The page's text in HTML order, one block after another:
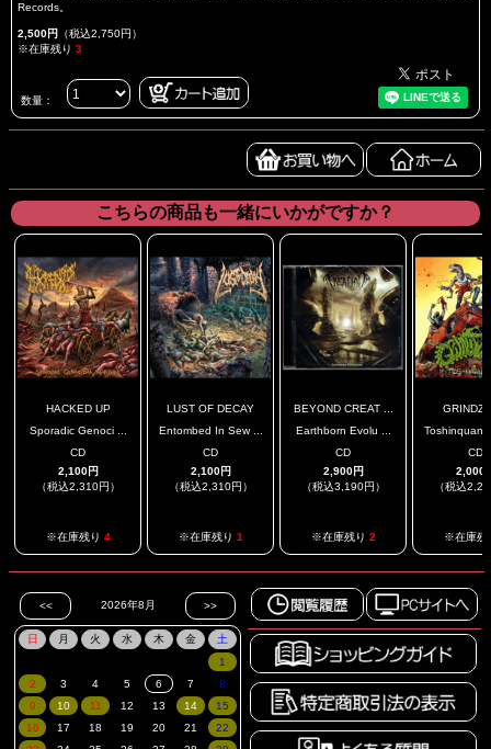
Records。
2,500円 （税込2,750円）
※在庫残り 3
数量：
こちらの商品も一緒にいかがですか？
HACKED UP
Sporadic Genoci ...
CD
2,100円
（税込2,310円）
※在庫残り 4
LUST OF DECAY
Entombed In Sew ...
CD
2,100円
（税込2,310円）
※在庫残り 1
BEYOND CREAT ...
Earthborn Evolu ...
CD
2,900円
（税込3,190円）
※在庫残り 2
CD
2,000
（税込
※在庫残